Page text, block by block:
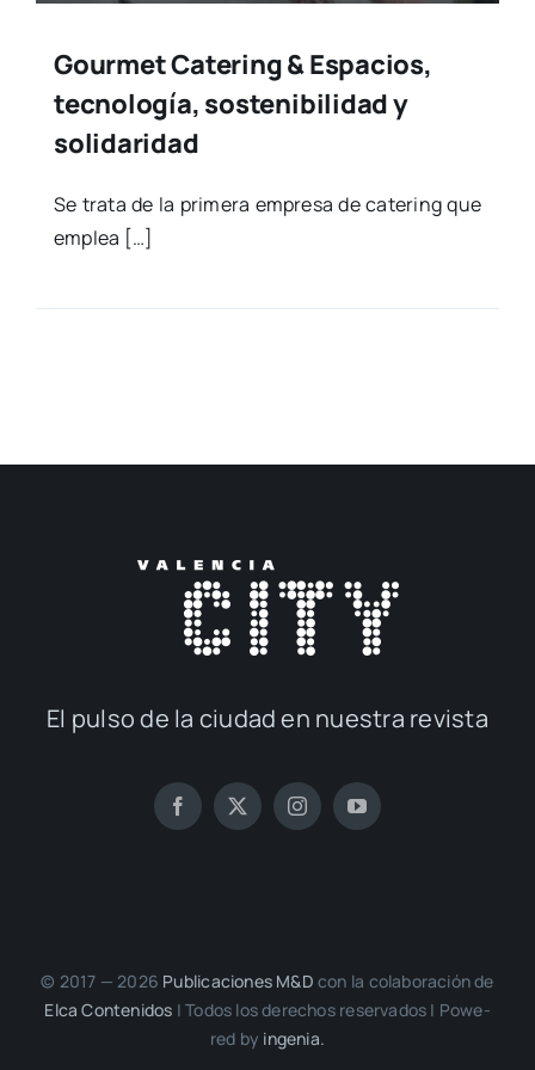
Gourmet Catering & Espacios,
tecnología, sostenibilidad y
solidaridad
Se tra­ta de la pri­me­ra empre­sa de cate­ring que
emplea […]
El pul­so de la ciu­dad en nues­tra revis­ta
© 2017 — 2026 Publi­ca­cio­nes M&D con la cola­bo­ra­ción de
Elca Con­te­ni­dos | Todos los dere­chos reser­va­dos | Powe­
red by inge­nia.